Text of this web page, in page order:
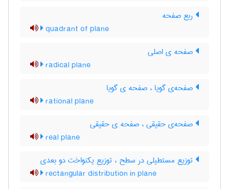
ربع صفحه
quadrant of plane
صفحه ی اصلی
radical plane
صفحه‌ی گویا ، صفحه ی گویا
rational plane
صفحه‌ی حقیقی ، صفحه ی حقیقی
real plane
توزیع مستطیلی در سطح ، توزیع یکنواخت دو بعدی
rectangular distribution in plane